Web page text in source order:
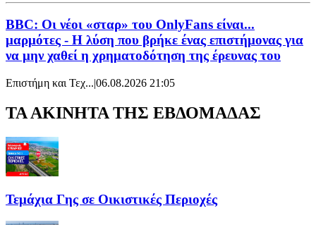
BBC: Οι νέοι «σταρ» του OnlyFans είναι...
μαρμότες - Η λύση που βρήκε ένας επιστήμονας για
να μην χαθεί η χρηματοδότηση της έρευνας του
Επιστήμη και Τεχ...|06.08.2026 21:05
ΤΑ ΑΚΙΝΗΤΑ ΤΗΣ ΕΒΔΟΜΑΔΑΣ
Τεμάχια Γης σε Οικιστικές Περιοχές